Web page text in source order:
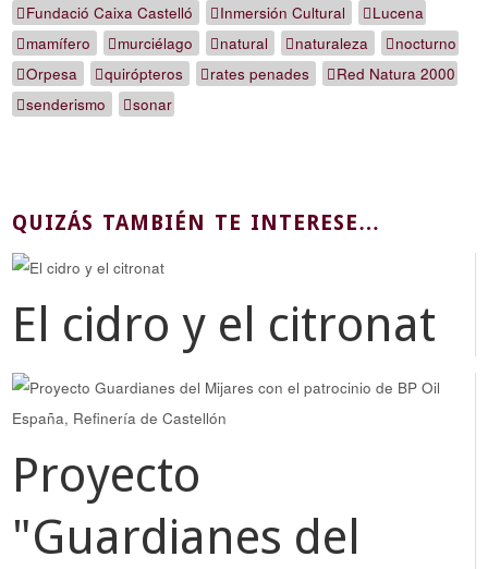
Fundació Caixa Castelló
Inmersión Cultural
Lucena
mamífero
murciélago natural naturaleza
nocturno
Orpesa
quirópteros rates penades
Red Natura 2000
senderismo
sonar
QUIZÁS TAMBIÉN TE INTERESE…
El cidro y el citronat
Proyecto
"Guardianes del